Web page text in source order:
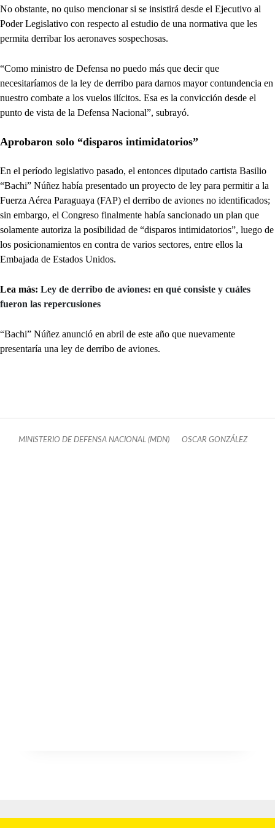
No obstante, no quiso mencionar si se insistirá desde el Ejecutivo al
Poder Legislativo con respecto al estudio de una normativa que les
permita derribar los aeronaves sospechosas.
“Como ministro de Defensa no puedo más que decir que
necesitaríamos de la ley de derribo para darnos mayor contundencia en
nuestro combate a los vuelos ilícitos. Esa es la convicción desde el
punto de vista de la Defensa Nacional”, subrayó.
Aprobaron solo “disparos intimidatorios”
En el período legislativo pasado, el entonces diputado cartista Basilio
“Bachi” Núñez había presentado un proyecto de ley para permitir a la
Fuerza Aérea Paraguaya (FAP) el derribo de aviones no identificados;
sin embargo, el Congreso finalmente había sancionado un plan que
solamente autoriza la posibilidad de “disparos intimidatorios”, luego de
los posicionamientos en contra de varios sectores, entre ellos la
Embajada de Estados Unidos.
Lea más: Ley de derribo de aviones: en qué consiste y cuáles
fueron las repercusiones
“Bachi” Núñez anunció en abril de este año que nuevamente
presentaría una ley de derribo de aviones.
MINISTERIO DE DEFENSA NACIONAL (MDN) OSCAR GONZÁLEZ